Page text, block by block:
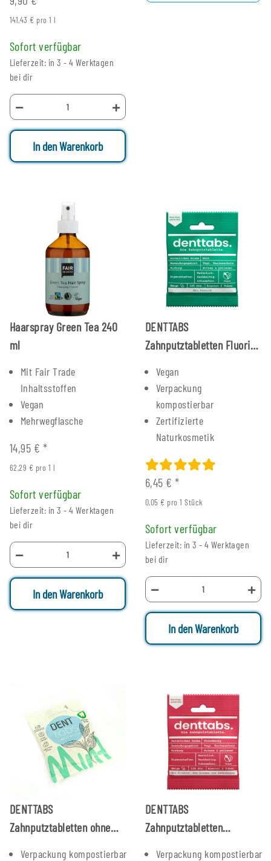
141,43 € pro 1 l
Sofort verfügbar
Lieferzeit: in 3 - 4 Werktagen
bei dir
In den Warenkorb
Haarspray Green Tea 240
ml
Mit Fair Trade
Inhaltsstoffen
Vegan
Mehrwegflasche
14,95 € *
62,29 € pro 1 l
Sofort verfügbar
Lieferzeit: in 3 - 4 Werktagen
bei dir
In den Warenkorb
DENTTABS
Zahnputztabletten Fluorid
Vegan
Verpackung
kompostierbar
Zertifizierte
Naturkosmetik
6,45 €*
0,05 € pro 1 Stück
Sofort verfügbar
Lieferzeit: in 3 - 4 Werktagen
bei dir
In den Warenkorb
DENTTABS
Zahnputztabletten ohne
Verpackung kompostierbar
DENTTABS
Zahnputztabletten
Verpackung kompostierbar